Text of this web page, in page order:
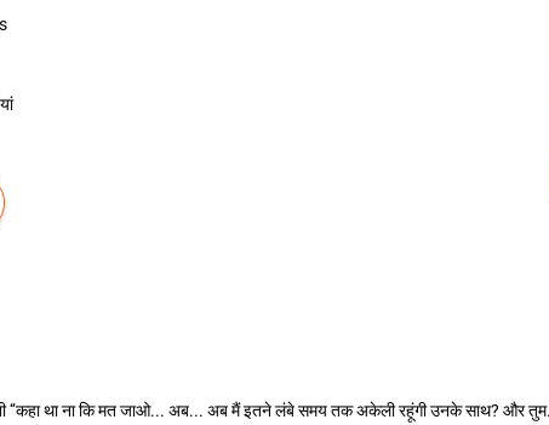
‘‘कहा था ना कि मत जाओ... अब... अब मैं इतने लंबे समय तक अकेली रहूंगी उनके साथ?